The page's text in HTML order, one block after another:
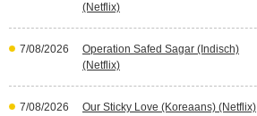
(Netflix)
7/08/2026
Operation Safed Sagar (Indisch)
(Netflix)
7/08/2026 Our Sticky Love (Koreaans) (Netflix)